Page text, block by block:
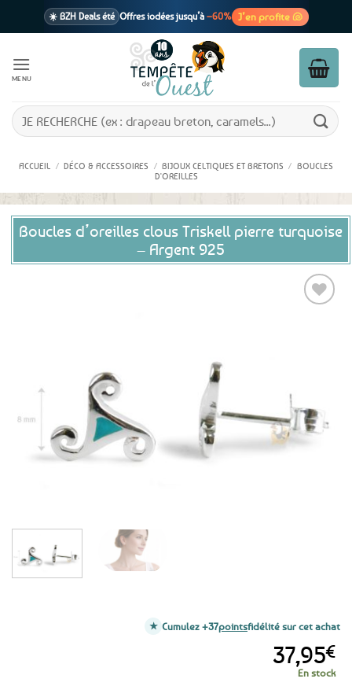
☀️ BZH Deals été Offres iodées jusqu’à –60% J’en profite 🐚
1 cadeau offertdès 39€ d’achats
En point relais dès 3,95€ seulement
MENU
Recherche
pour :
ACCUEIL / DÉCO & ACCESSOIRES / BIJOUX CELTIQUES ET BRETONS / BOUCLES
D'OREILLES
Boucles d’oreilles clous Triskell pierre turquoise
– Argent 925
37,95€
En stock
Cumulez +37pointsfidélité sur cet achat